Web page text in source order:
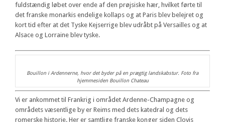
fuldstændig løbet over ende af den prøjsiske hær, hvilket førte til
det franske monarkis endelige kollaps og at Paris blev belejret og
kort tid efter at det Tyske Kejserrige blev udråbt på Versailles og at
Alsace og Lorraine blev tyske.
Bouillon i Ardennerne, hvor det byder på en prægtig landskabstur. Foto fra
hjemmesiden Bouillon Chateau
Vi er ankommet til Frankrig i området Ardenne-Champagne og
områdets væsentlige by er Reims med dets katedral og dets
romerske historie. Her er samtlige franske konger siden Clovis